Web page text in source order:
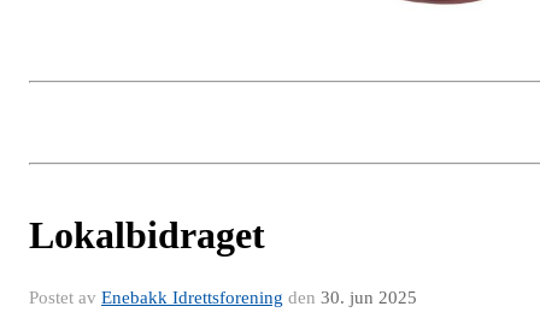
Lokalbidraget
Postet av Enebakk Idrettsforening den 30. jun 2025